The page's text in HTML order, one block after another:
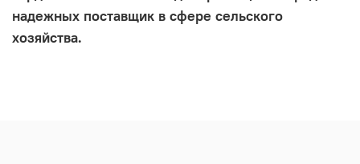
надежных поставщик в сфере сельского
хозяйства.